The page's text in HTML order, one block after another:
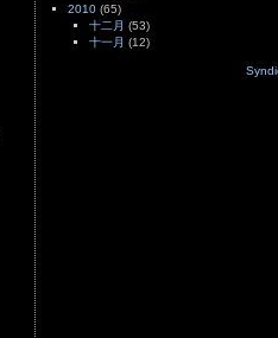
2010(65)
十二月 (53)
十一月 (12)